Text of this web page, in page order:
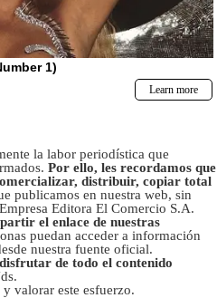
la labor periodística que
Por ello, les recordamos que
distribuir, copiar total
publicamos en nuestra web, sin
Editora El Comercio S.A.
el enlace de nuestras
puedan acceder a información
nuestra fuente oficial.
de todo el contenido
valorar este esfuerzo.